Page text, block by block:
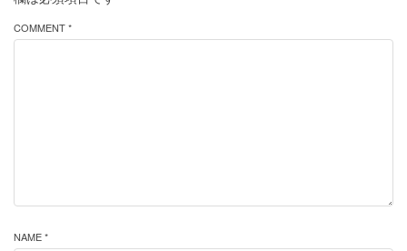
COMMENT *
NAME *